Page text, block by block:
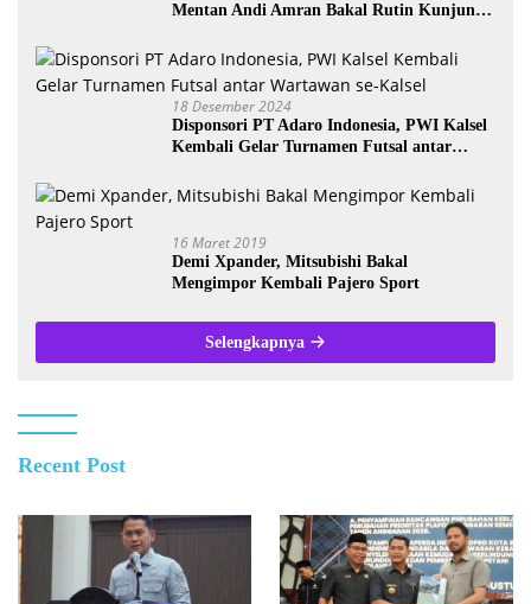
Mentan Andi Amran Bakal Rutin Kunjungi
18 Desember 2024
Disponsori PT Adaro Indonesia, PWI Kalsel
Kembali Gelar Turnamen Futsal antar
16 Maret 2019
Demi Xpander, Mitsubishi Bakal
Mengimpor Kembali Pajero Sport
Selengkapnya
Recent Post